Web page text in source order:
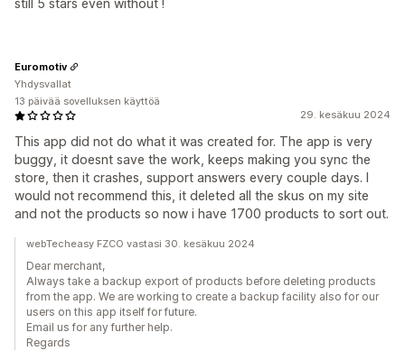
still 5 stars even without !
29. kesäkuu 2024
This app did not do what it was created for. The app is very
buggy, it doesnt save the work, keeps making you sync the
store, then it crashes, support answers every couple days. I
would not recommend this, it deleted all the skus on my site
and not the products so now i have 1700 products to sort out.
Euromotiv
Yhdysvallat
13 päivää sovelluksen käyttöä
webTecheasy FZCO vastasi 30. kesäkuu 2024
Dear merchant,
Always take a backup export of products before deleting products
from the app. We are working to create a backup facility also for our
users on this app itself for future.
Email us for any further help.
Regards